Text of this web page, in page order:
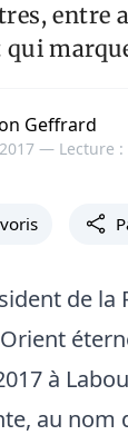
entre
qui
Geffrard
— Lecture
de la
à
au nom